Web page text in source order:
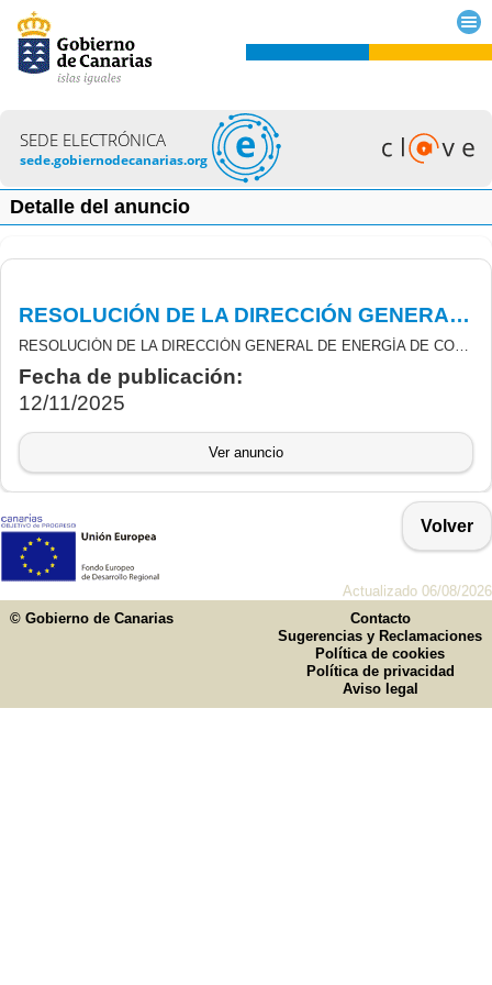
SEDE ELECTRÓNICA
sede.gobiernodecanarias.org
Detalle del anuncio
RESOLUCIÓN DE LA DIRECCIÓN GENERAL DE ENERGÍA DE CONCESIÓN DEFINITIVA DE SUBVENCIONES DERIVADAS DE INCENTIVOS LIGADOS AL AUTOCONSUMO Y AL ALMACENAMIENTO CON FUENTES DE ENERGÍA RENOVABLES
RESOLUCIÓN DE LA DIRECCIÓN GENERAL DE ENERGÍA DE CONCESIÓN DEFINITIVA DE SUBVENCIONES DERIVADAS DEL REAL DECRETO 477/2021, DE 29 DE JUNIO, POR EL QUE SE REGULAN LOS PROGRAMAS DE INCENTIVOS LIGADOS AL AUTOCONSUMO Y AL ALMACENAMIENTO CON FUENTES DE ENERGÍA RENOVABLES, ASÍ COMO IMPLANTACIÓN DE SISTEMAS RENOVABLES TÉRMICOS EN EL SECTOR RESIDENCIAL, EN EL MARCO DEL PLAN DE RECUPERACIÓN, TRANSFORMACIÓN Y RESILIENCIA (PRTR)
Fecha de publicación:
12/11/2025
Ver anuncio
Volver
Actualizado 06/08/2026
© Gobierno de Canarias
Contacto
Sugerencias y Reclamaciones
Política de cookies
Política de privacidad
Aviso legal